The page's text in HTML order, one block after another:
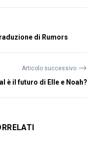
di Rumors
Articolo successivo ⟶
è il futuro di Elle e Noah?